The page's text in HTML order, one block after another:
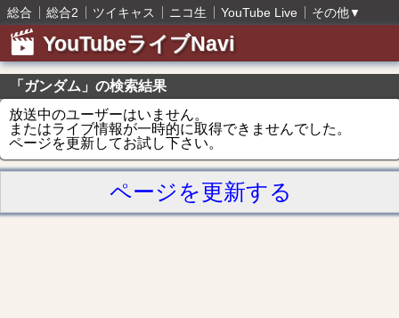
総合 総合2 ツイキャス ニコ生 YouTube Live その他▼
YouTubeライブNavi
「ガンダム」の検索結果
放送中のユーザーはいません。
またはライブ情報が一時的に取得できませんでした。
ページを更新してお試し下さい。
ページを更新する